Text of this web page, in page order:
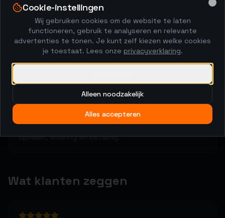
2
Kopers brengen biedingen uit
48-uurs veiling met anti-sniping. De markt bepaalt de
Regel het rechtstreeks
Na de veiling spreek je met de hoogste bieder af over
ophalen, levering en betaling.
Wat klanten zeggen
Cookie-instellingen
Wij gebruiken cookies om de website te laten
functioneren, gebruik te analyseren en relevante
advertenties te tonen. Je kunt zelf kiezen welke cookies
je toestaat. Lees onze privacyverklaring.
Alleen noodzakelijk
Alles accepteren